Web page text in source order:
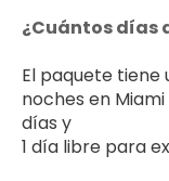
¿Cuántos días
El paquete tiene
noches en
días y
1 día libre para